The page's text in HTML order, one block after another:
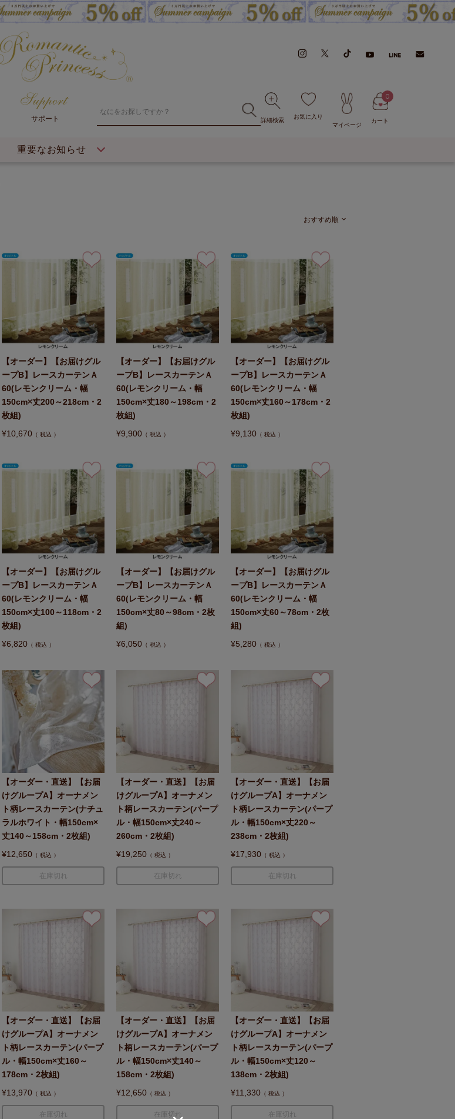
サポート 詳細検索
お気に入り
マイページ
カート
0
重要なお知らせ
おすすめ順
【オーダー】【お届けグル
ープB】レースカーテンＡ
60(レモンクリーム・幅
150cm×丈200～218cm・2
枚組)
¥10,670 税込
【オーダー】【お届けグル
ープB】レースカーテンＡ
60(レモンクリーム・幅
150cm×丈180～198cm・2
枚組)
¥9,900 税込
【オーダー】【お届けグル
ープB】レースカーテンＡ
60(レモンクリーム・幅
150cm×丈160～178cm・2
枚組)
¥9,130 税込
【オーダー】【お届けグル
ープB】レースカーテンＡ
60(レモンクリーム・幅
150cm×丈100～118cm・2
枚組)
¥6,820 税込
【オーダー】【お届けグル
ープB】レースカーテンＡ
60(レモンクリーム・幅
150cm×丈80～98cm・2枚
組)
¥6,050 税込
【オーダー】【お届けグル
ープB】レースカーテンＡ
60(レモンクリーム・幅
150cm×丈60～78cm・2枚
組)
¥5,280 税込
【オーダー・直送】【お届
けグループA】オーナメン
ト柄レースカーテン(ナチュ
ラルホワイト・幅150cm×
丈140～158cm・2枚組)
¥12,650 税込
在庫切れ
【オーダー・直送】【お届
けグループA】オーナメン
ト柄レースカーテン(パープ
ル・幅150cm×丈240～
260cm・2枚組)
¥19,250 税込
在庫切れ
【オーダー・直送】【お届
けグループA】オーナメン
ト柄レースカーテン(パープ
ル・幅150cm×丈220～
238cm・2枚組)
¥17,930 税込
在庫切れ
【オーダー・直送】【お届
けグループA】オーナメン
ト柄レースカーテン(パープ
ル・幅150cm×丈160～
178cm・2枚組)
¥13,970 税込
在庫切れ
【オーダー・直送】【お届
けグループA】オーナメン
ト柄レースカーテン(パープ
ル・幅150cm×丈140～
158cm・2枚組)
¥12,650 税込
在庫切れ
【オーダー・直送】【お届
けグループA】オーナメン
ト柄レースカーテン(パープ
ル・幅150cm×丈120～
138cm・2枚組)
¥11,330 税込
在庫切れ